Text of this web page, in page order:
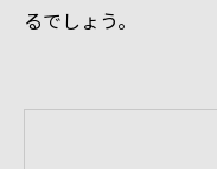
るでしょう。